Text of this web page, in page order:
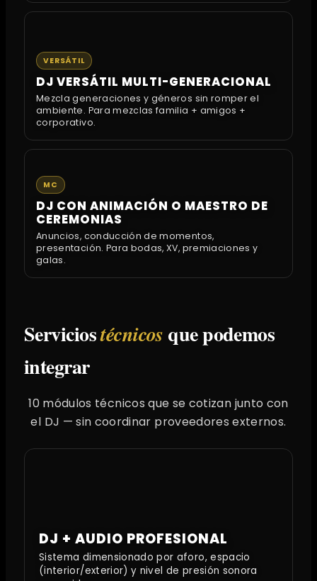
VERSÁTIL
DJ VERSÁTIL MULTI-GENERACIONAL
Mezcla generaciones y géneros sin romper el
ambiente. Para mezclas familia + amigos +
corporativo.
MC
DJ CON ANIMACIÓN O MAESTRO DE
CEREMONIAS
Anuncios, conducción de momentos,
presentación. Para bodas, XV, premiaciones y
galas.
Serviciostécnicos que podemos
integrar
10 módulos técnicos que se cotizan junto con
el DJ — sin coordinar proveedores externos.
DJ + AUDIO PROFESIONAL
Sistema dimensionado por aforo, espacio
(interior/exterior) y nivel de presión sonora